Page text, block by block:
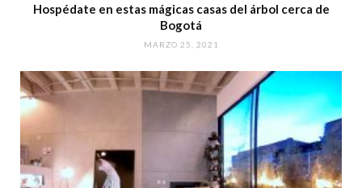
Hospédate en estas mágicas casas del árbol cerca de
Bogotá
MARZO 25, 2021